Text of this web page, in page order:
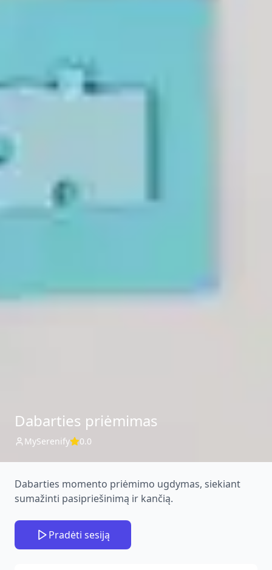
Dabarties priėmimas
MySerenify 0.0
Dabarties momento priėmimo ugdymas, siekiant
sumažinti pasipriešinimą ir kančią.
Pradėti sesiją